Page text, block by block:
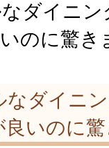
ダイニン
のに驚き
なダイニ
良いのに